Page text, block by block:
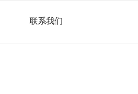
联系我们